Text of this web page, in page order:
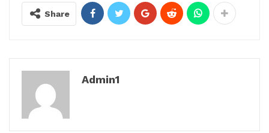
Share
Admin1